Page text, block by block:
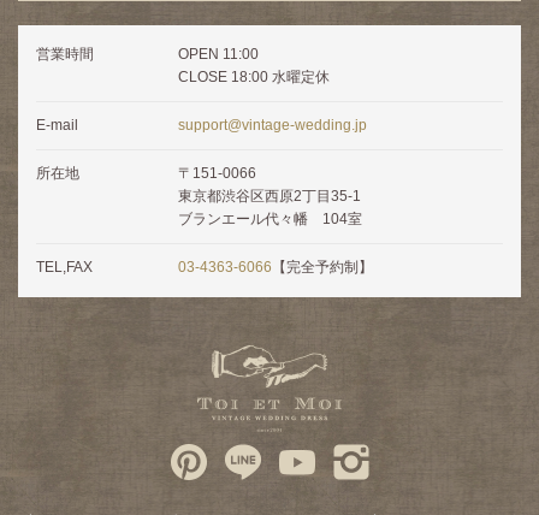
営業時間
OPEN 11:00
CLOSE 18:00 水曜定休
E-mail support@vintage-wedding.jp
所在地
〒151-0066
東京都渋谷区西原2丁目35-1
ブランエール代々幡 104室
TEL,FAX 03-4363-6066 【完全予約制】